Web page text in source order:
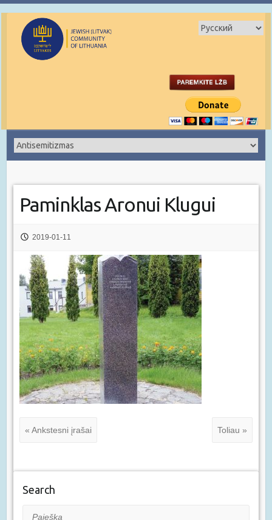
Paminklas Aronui Klugui
2019-01-11
« Ankstesni įrašai Toliau »
Search
Paieška